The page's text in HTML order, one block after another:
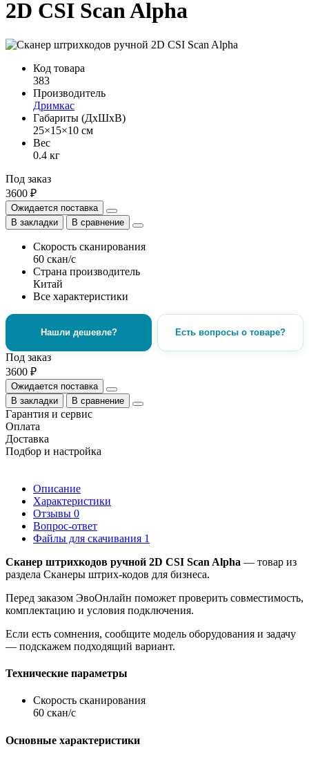
2D CSI Scan Alpha
Код товара
383
Производитель
Дримкас
Габариты (ДхШхВ)
25×15×10 см
Вес
0.4 кг
Под заказ
3600 ₽
Ожидается поставка
В закладки
В сравнение
Скорость сканирования
60 скан/с
Страна производитель
Китай
Все характеристики
Нашли дешевле? Есть вопросы о товаре?
Под заказ
3600 ₽
Ожидается поставка
В закладки
В сравнение
Гарантия и сервис
Оплата
Доставка
Подбор и настройка
Описание
Характеристики
Отзывы 0
Вопрос-ответ
Файлы для скачивания 1
Cканер штрихкодов ручной 2D CSI Scan Alpha — товар из
раздела Сканеры штрих-кодов для бизнеса.
Перед заказом ЭвоОнлайн поможет проверить совместимость,
комплектацию и условия подключения.
Если есть сомнения, сообщите модель оборудования и задачу
— подскажем подходящий вариант.
Технические параметры
Скорость сканирования
60 скан/с
Основные характеристики